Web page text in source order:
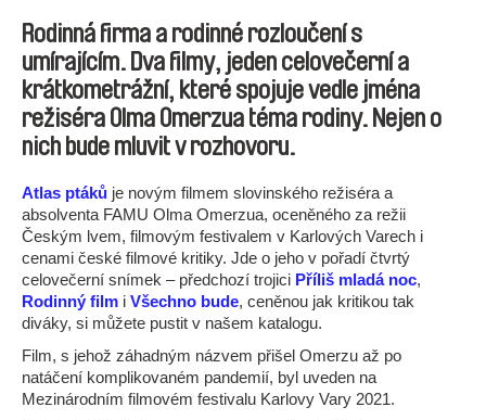
Rodinná firma a rodinné rozloučení s
umírajícím. Dva filmy, jeden celovečerní a
krátkometrážní, které spojuje vedle jména
režiséra Olma Omerzua téma rodiny. Nejen o
nich bude mluvit v rozhovoru.
Atlas ptáků je novým filmem slovinského režiséra a
absolventa FAMU Olma Omerzua, oceněného za režii
Českým lvem, filmovým festivalem v Karlových Varech i
cenami české filmové kritiky. Jde o jeho v pořadí čtvrtý
celovečerní snímek – předchozí trojici Příliš mladá noc,
Rodinný film i Všechno bude, ceněnou jak kritikou tak
diváky, si můžete pustit v našem katalogu.
Film, s jehož záhadným názvem přišel Omerzu až po
natáčení komplikovaném pandemií, byl uveden na
Mezinárodním filmovém festivalu Karlovy Vary 2021.